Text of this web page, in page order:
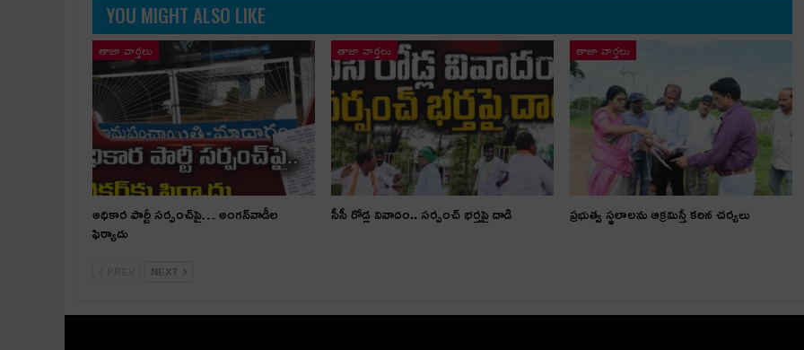
YOU MIGHT ALSO LIKE
తాజా వార్తలు
అధికార పార్టీ స‌ర్పంచ్‌పై… అంగ‌న్‌వాడీల
ఫిర్యాదు
తాజా వార్తలు
సీసీ రోడ్ల వివాదం.. స‌ర్పంచ్ భ‌ర్త‌పై దాడి
తాజా వార్తలు
ప్రభుత్వ స్థలాలను ఆక్రమిస్తే కఠిన చర్యలు
NEXT